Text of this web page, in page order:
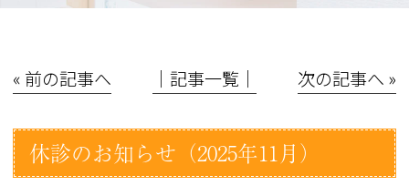
« 前の記事へ │記事一覧│ 次の記事へ »
休診のお知らせ（2025年11月）